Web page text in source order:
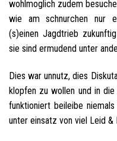
wohlmoglich zudem
wie am schnurchen nur
(s)einen Jagdtrieb
sie sind ermudend unter
Dies war unnutz, dies
klopfen zu wollen und in
funktioniert beileibe
unter einsatz von viel Leid &